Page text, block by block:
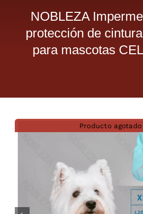
Dietas veterinarias
Antiparasitarios
NOBLEZA
protección de
para mascotas
Producto agotado